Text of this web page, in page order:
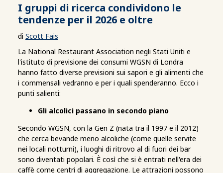
I gruppi di ricerca condividono le
tendenze per il 2026 e oltre
di Scott Fais
La National Restaurant Association negli Stati Uniti e
l'istituto di previsione dei consumi WGSN di Londra
hanno fatto diverse previsioni sui sapori e gli alimenti che
i commensali vedranno e per i quali spenderanno. Ecco i
punti salienti:
Gli alcolici passano in secondo piano
Secondo WGSN, con la Gen Z (nata tra il 1997 e il 2012)
che cerca bevande meno alcoliche (come quelle servite
nei locali notturni), i luoghi di ritrovo al di fuori dei bar
sono diventati popolari. È così che si è entrati nell'era dei
caffè come centri di aggregazione. Le attrazioni possono